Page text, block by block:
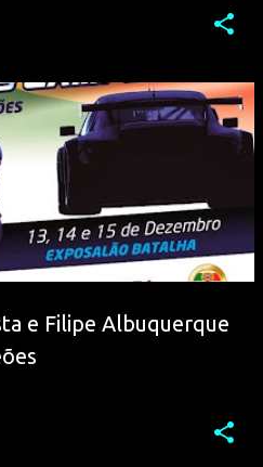
e Filipe Albuquerque